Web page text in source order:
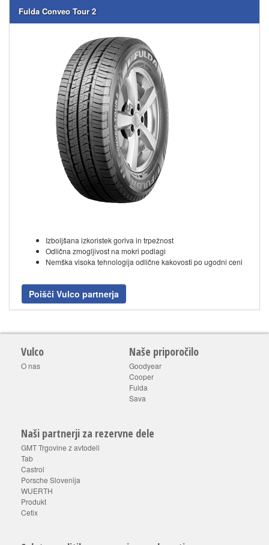
Fulda Conveo Tour 2
Izboljšana izkoristek goriva in trpežnost
Odlična zmogljivost na mokri podlagi
Nemška visoka tehnologija odlične kakovosti po ugodni ceni
Poišči Vulco partnerja
Vulco
O nas
Naše priporočilo
Goodyear
Cooper
Fulda
Sava
Naši partnerji za rezervne dele
GMT Trgovine z avtodeli
Tab
Castrol
Porsche Slovenija
WUERTH
Produkt
Cetix